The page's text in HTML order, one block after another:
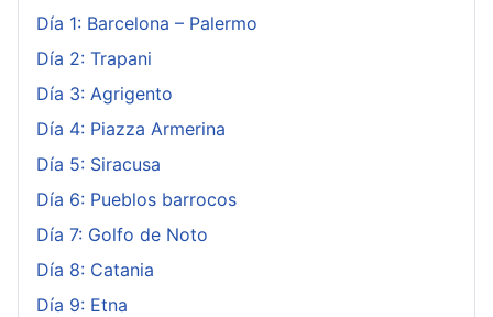
Día 1: Barcelona – Palermo
Día 2: Trapani
Día 3: Agrigento
Día 4: Piazza Armerina
Día 5: Siracusa
Día 6: Pueblos barrocos
Día 7: Golfo de Noto
Día 8: Catania
Día 9: Etna